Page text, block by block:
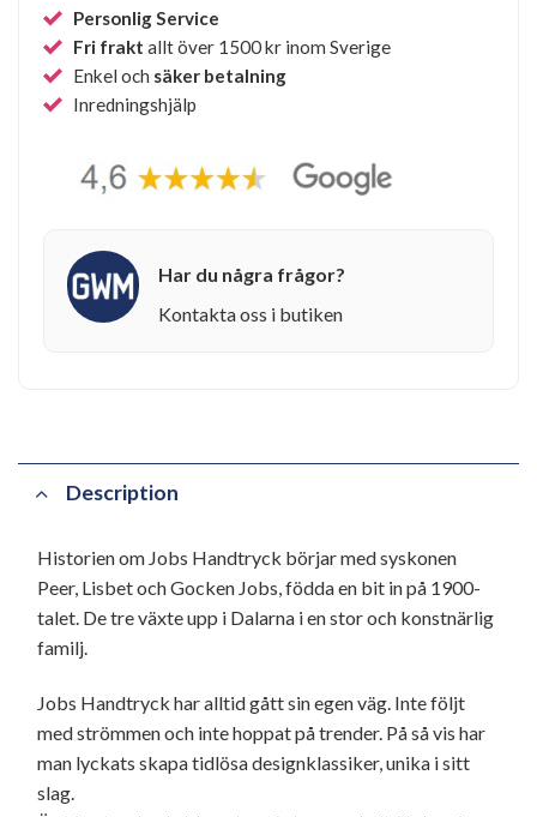
Personlig Service
Fri frakt allt över 1500 kr inom Sverige
Enkel och säker betalning
Inredningshjälp
Har du några frågor?
Kontakta oss i butiken
Description
Historien om Jobs Handtryck börjar med syskonen
Peer, Lisbet och Gocken Jobs, födda en bit in på 1900-
talet. De tre växte upp i Dalarna i en stor och konstnärlig
familj.
Jobs Handtryck har alltid gått sin egen väg. Inte följt
med strömmen och inte hoppat på trender. På så vis har
man lyckats skapa tidlösa designklassiker, unika i sitt
slag.